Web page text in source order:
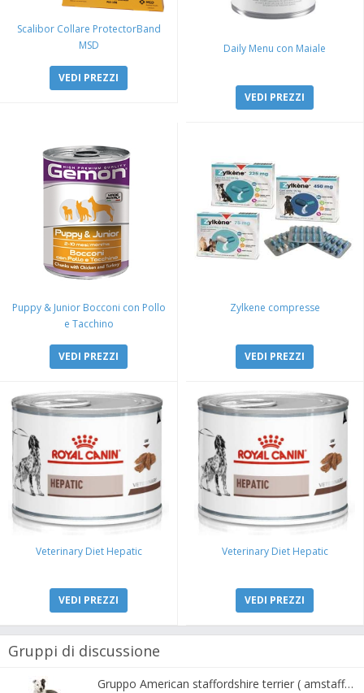
Scalibor Collare ProtectorBand
MSD
VEDI PREZZI
Daily Menu con Maiale
VEDI PREZZI
Puppy & Junior Bocconi con Pollo
e Tacchino
VEDI PREZZI
Zylkene compresse
VEDI PREZZI
Veterinary Diet Hepatic
VEDI PREZZI
Veterinary Diet Hepatic
VEDI PREZZI
Gruppi di discussione
Gruppo American staffordshire terrier ( amstaff, amastaff )